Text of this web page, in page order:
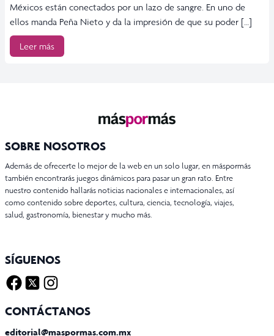
Méxicos están conectados por un lazo de sangre. En uno de
ellos manda Peña Nieto y da la impresión de que su poder […]
Leer más
SOBRE NOSOTROS
Además de ofrecerte lo mejor de la web en un solo lugar, en máspormás
también encontrarás juegos dinámicos para pasar un gran rato. Entre
nuestro contenido hallarás noticias nacionales e internacionales, así
como contenido sobre deportes, cultura, ciencia, tecnología, viajes,
salud, gastronomía, bienestar y mucho más.
SÍGUENOS
CONTÁCTANOS
editorial@maspormas.com.mx